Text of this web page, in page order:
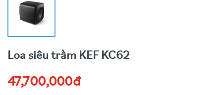
Loa siêu trầm KEF KC62
47,700,000đ